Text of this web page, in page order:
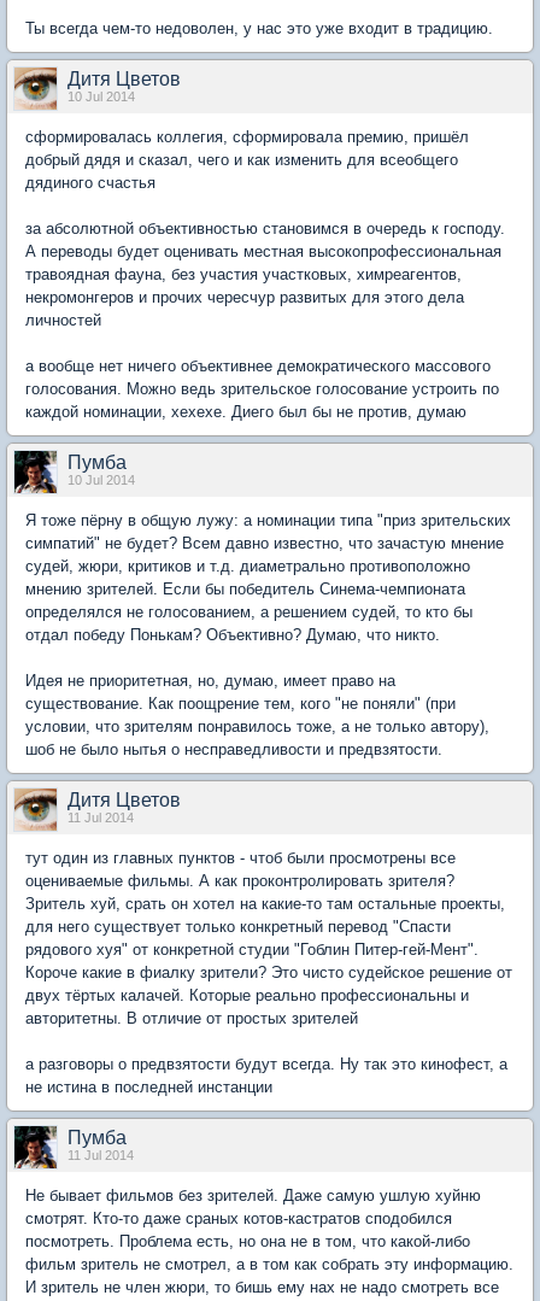
Ты всегда чем-то недоволен, у нас это уже входит в традицию.
Дитя Цветов
10 Jul 2014
сформировалась коллегия, сформировала премию, пришёл
добрый дядя и сказал, чего и как изменить для всеобщего
дядиного счастья
за абсолютной объективностью становимся в очередь к господу.
А переводы будет оценивать местная высокопрофессиональная
травоядная фауна, без участия участковых, химреагентов,
некромонгеров и прочих чересчур развитых для этого дела
личностей
а вообще нет ничего объективнее демократического массового
голосования. Можно ведь зрительское голосование устроить по
каждой номинации, хехехе. Диего был бы не против, думаю
Пумба
10 Jul 2014
Я тоже пёрну в общую лужу: а номинации типа "приз зрительских
симпатий" не будет? Всем давно известно, что зачастую мнение
судей, жюри, критиков и т.д. диаметрально противоположно
мнению зрителей. Если бы победитель Синема-чемпионата
определялся не голосованием, а решением судей, то кто бы
отдал победу Понькам? Объективно? Думаю, что никто.
Идея не приоритетная, но, думаю, имеет право на
существование. Как поощрение тем, кого "не поняли" (при
условии, что зрителям понравилось тоже, а не только автору),
шоб не было нытья о несправедливости и предвзятости.
Дитя Цветов
11 Jul 2014
тут один из главных пунктов - чтоб были просмотрены все
оцениваемые фильмы. А как проконтролировать зрителя?
Зритель хуй, срать он хотел на какие-то там остальные проекты,
для него существует только конкретный перевод "Спасти
рядового хуя" от конкретной студии "Гоблин Питер-гей-Мент".
Короче какие в фиалку зрители? Это чисто судейское решение от
двух тёртых калачей. Которые реально профессиональны и
авторитетны. В отличие от простых зрителей
а разговоры о предвзятости будут всегда. Ну так это кинофест, а
не истина в последней инстанции
Пумба
11 Jul 2014
Не бывает фильмов без зрителей. Даже самую ушлую хуйню
смотрят. Кто-то даже сраных котов-кастратов сподобился
посмотреть. Проблема есть, но она не в том, что какой-либо
фильм зритель не смотрел, а в том как собрать эту информацию.
И зритель не член жюри, то бишь ему нах не надо смотреть все